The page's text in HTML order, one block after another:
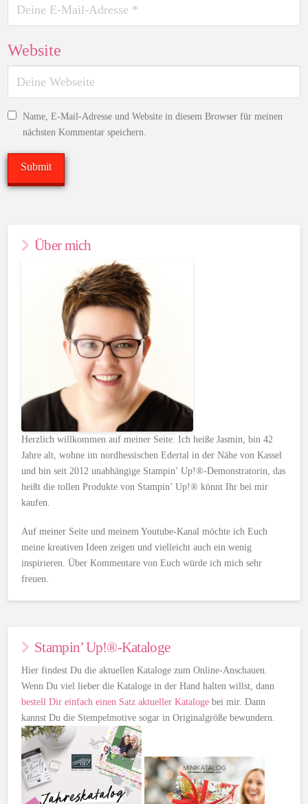
Website
Name, E-Mail-Adresse und Website in diesem Browser für meinen
nächsten Kommentar speichern.
Über mich
Herzlich willkommen auf meiner Seite. Ich heiße Jasmin, bin 42
Jahre alt, wohne im nordhessischen Edertal in der Nähe von Kassel
und bin seit 2012 unabhängige Stampin’ Up!®-Demonstratorin, das
heißt die tollen Produkte von Stampin’ Up!® könnt Ihr bei mir
kaufen.
Auf meiner Seite und meinem Youtube-Kanal möchte ich Euch
meine kreativen Ideen zeigen und vielleicht auch ein wenig
inspirieren. Über Kommentare von Euch würde ich mich sehr
freuen.
Stampin’ Up!®-Kataloge
Hier findest Du die aktuellen Kataloge zum Online-Anschauen.
Wenn Du viel lieber die Kataloge in der Hand halten willst, dann
bestell Dir einfach einen Satz aktueller Kataloge bei mir. Dann
kannst Du die Stempelmotive sogar in Originalgröße bewundern.